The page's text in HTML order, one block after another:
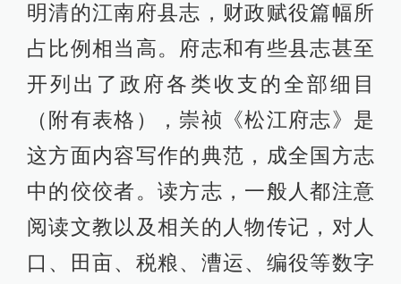
明清的江南府县志，财政赋役篇幅所
占比例相当高。府志和有些县志甚至
开列出了政府各类收支的全部细目
（附有表格），崇祯《松江府志》是
这方面内容写作的典范，成全国方志
中的佼佼者。读方志，一般人都注意
阅读文教以及相关的人物传记，对人
口、田亩、税粮、漕运、编役等数字